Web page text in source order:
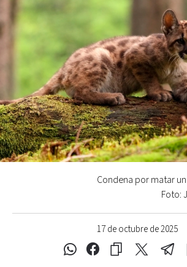
17 de octubre de 2025
Condena por matar
Foto: